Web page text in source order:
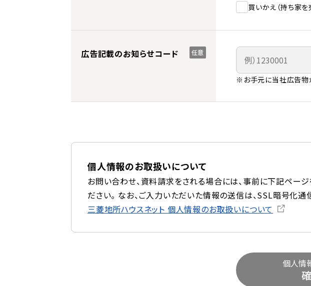
買いかえ（持ち家を
広告記載のお知らせコード 任意
※お手元に当社広告物
個人情報のお取扱いについて
お問い合わせ、資料請求をされる場合には、事前に下記ペー
ださい。 なお、ご入力いただいた情報の送信は、SSL暗号化通
三菱地所ハウスネット 個人情報のお取扱いについて
個人情